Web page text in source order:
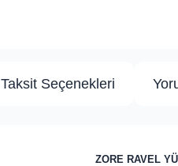
Taksit Seçenekleri
ZORE RAVEL